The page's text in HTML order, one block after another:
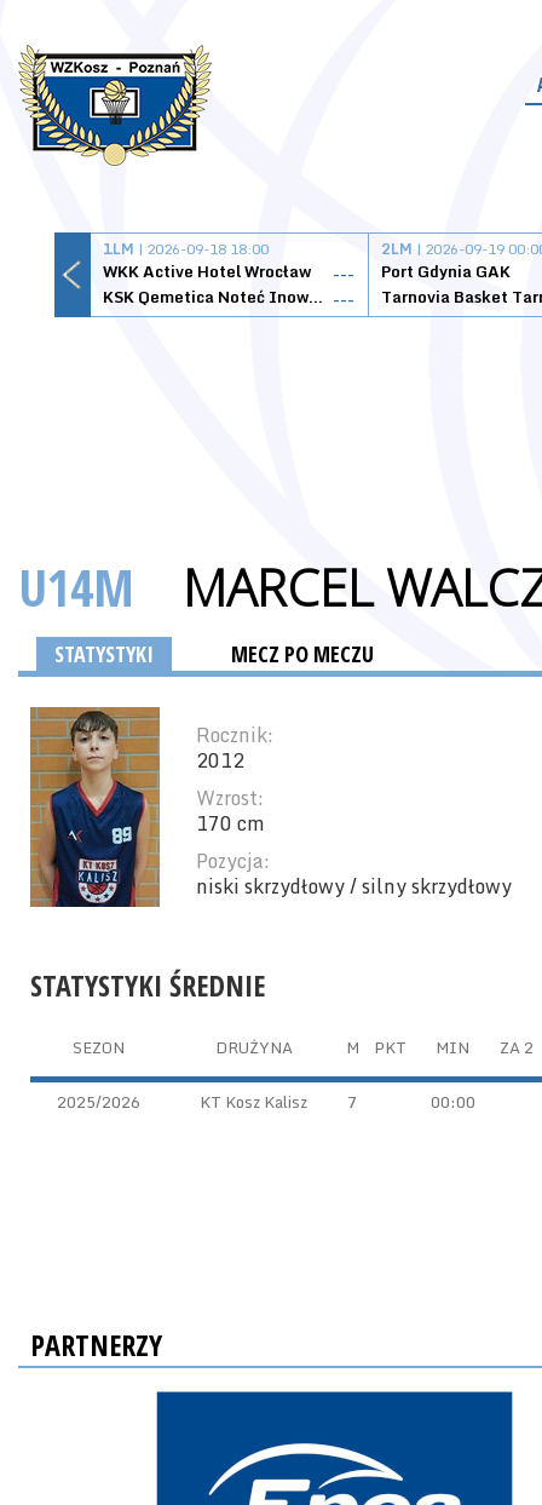
1LM | 2026-09-18 18:00
WKK Active Hotel Wrocław
---
KSK Qemetica Noteć Inowrocław ---
2LM | 2026-09-19
Port Gdynia GAK
U14M MARCEL
STATYSTYKI MECZ PO MECZU
Rocznik:
2012
Wzrost:
170 cm
Pozycja:
niski skrzydłowy / silny skrzydłowy
STATYSTYKI ŚREDNIE
SEZON DRUŻYNA M PKT MIN ZA 2
2025/2026 KT Kosz Kalisz 7 00:00
PARTNERZY